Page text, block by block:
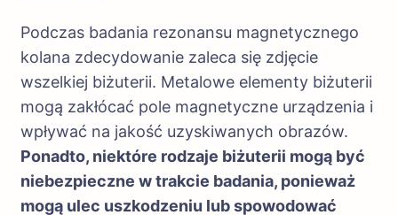
Podczas badania rezonansu magnetycznego
kolana zdecydowanie zaleca się zdjęcie
wszelkiej biżuterii. Metalowe elementy biżuterii
mogą zakłócać pole magnetyczne urządzenia i
wpływać na jakość uzyskiwanych obrazów.
Ponadto, niektóre rodzaje biżuterii mogą być
niebezpieczne w trakcie badania, ponieważ
mogą ulec uszkodzeniu lub spowodować